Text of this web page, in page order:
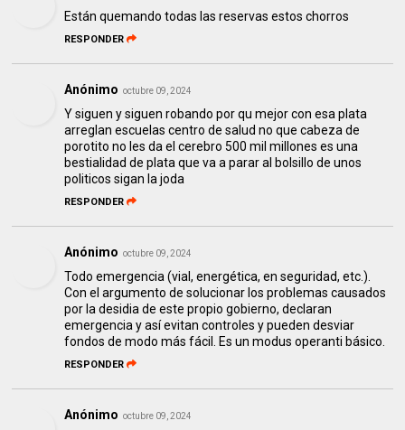
Están quemando todas las reservas estos chorros
RESPONDER
Anónimo octubre 09, 2024
Y siguen y siguen robando por qu mejor con esa plata
arreglan escuelas centro de salud no que cabeza de
porotito no les da el cerebro 500 mil millones es una
bestialidad de plata que va a parar al bolsillo de unos
politicos sigan la joda
RESPONDER
Anónimo octubre 09, 2024
Todo emergencia (vial, energética, en seguridad, etc.).
Con el argumento de solucionar los problemas causados
por la desidia de este propio gobierno, declaran
emergencia y así evitan controles y pueden desviar
fondos de modo más fácil. Es un modus operanti básico.
RESPONDER
Anónimo octubre 09, 2024